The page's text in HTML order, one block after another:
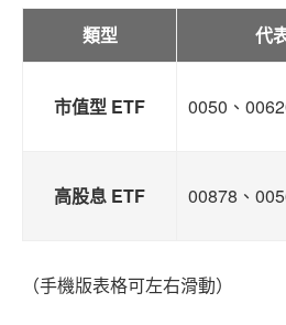
類型 代
市值型 ETF 0050、
高股息 ETF 00878、
（手機版表格可左右滑動）